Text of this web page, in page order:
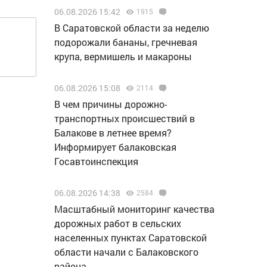
06.08.2026 15:42 1915
В Саратовской области за неделю
подорожали бананы, гречневая
крупа, вермишель и макароны
06.08.2026 15:08 2114
В чем причины дорожно-
транспортных происшествий в
Балакове в летнее время?
Информирует балаковская
Госавтоинспекция
06.08.2026 14:38 2584
Масштабный мониторинг качества
дорожных работ в сельских
населенных пунктах Саратовской
области начали с Балаковского